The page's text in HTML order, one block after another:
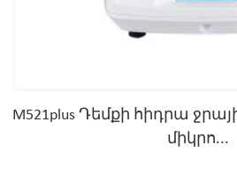
M521plus Դեմքի հիդրա
միկրո...